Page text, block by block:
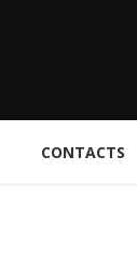
CONTACTS